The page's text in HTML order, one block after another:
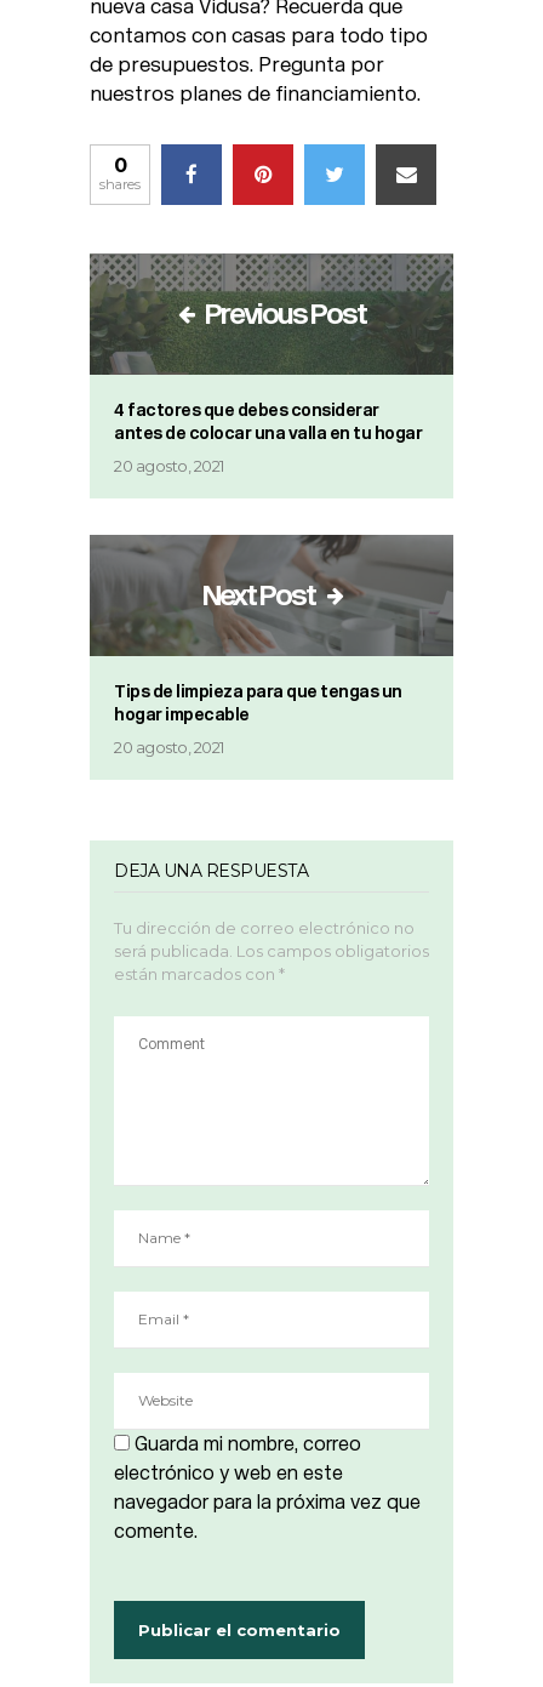
nueva casa Vidusa? Recuerda que
contamos con casas para todo tipo
de presupuestos. Pregunta por
nuestros planes de financiamiento.
0
shares
Previous Post
4 factores que debes considerar
antes de colocar una valla en tu hogar
20 agosto, 2021
Next Post
Tips de limpieza para que tengas un
hogar impecable
20 agosto, 2021
DEJA UNA RESPUESTA
Tu dirección de correo electrónico no
será publicada. Los campos obligatorios
están marcados con *
Guarda mi nombre, correo
electrónico y web en este
navegador para la próxima vez que
comente.